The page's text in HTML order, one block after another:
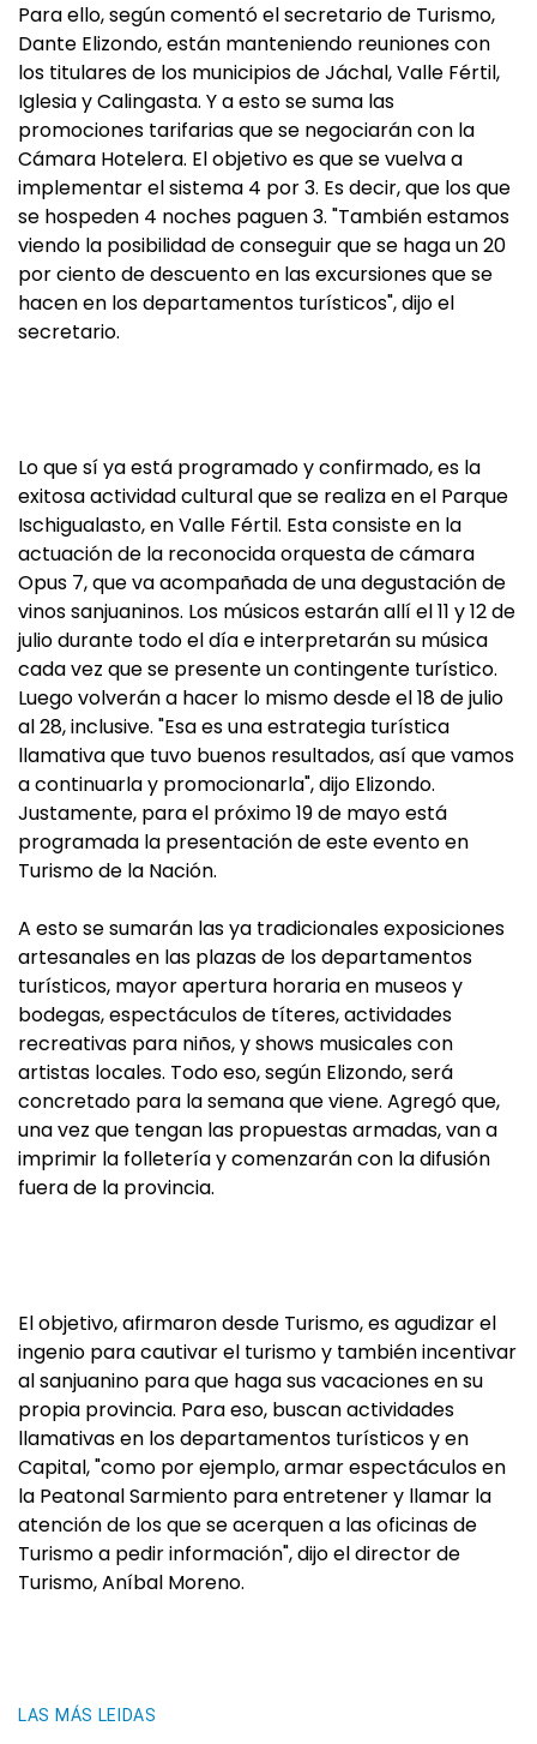
Para ello, según comentó el secretario de Turismo,
Dante Elizondo, están manteniendo reuniones con
los titulares de los municipios de Jáchal, Valle Fértil,
Iglesia y Calingasta. Y a esto se suma las
promociones tarifarias que se negociarán con la
Cámara Hotelera. El objetivo es que se vuelva a
implementar el sistema 4 por 3. Es decir, que los que
se hospeden 4 noches paguen 3. "También estamos
viendo la posibilidad de conseguir que se haga un 20
por ciento de descuento en las excursiones que se
hacen en los departamentos turísticos", dijo el
secretario.
Lo que sí ya está programado y confirmado, es la
exitosa actividad cultural que se realiza en el Parque
Ischigualasto, en Valle Fértil. Esta consiste en la
actuación de la reconocida orquesta de cámara
Opus 7, que va acompañada de una degustación de
vinos sanjuaninos. Los músicos estarán allí el 11 y 12 de
julio durante todo el día e interpretarán su música
cada vez que se presente un contingente turístico.
Luego volverán a hacer lo mismo desde el 18 de julio
al 28, inclusive. "Esa es una estrategia turística
llamativa que tuvo buenos resultados, así que vamos
a continuarla y promocionarla", dijo Elizondo.
Justamente, para el próximo 19 de mayo está
programada la presentación de este evento en
Turismo de la Nación.
A esto se sumarán las ya tradicionales exposiciones
artesanales en las plazas de los departamentos
turísticos, mayor apertura horaria en museos y
bodegas, espectáculos de títeres, actividades
recreativas para niños, y shows musicales con
artistas locales. Todo eso, según Elizondo, será
concretado para la semana que viene. Agregó que,
una vez que tengan las propuestas armadas, van a
imprimir la folletería y comenzarán con la difusión
fuera de la provincia.
El objetivo, afirmaron desde Turismo, es agudizar el
ingenio para cautivar el turismo y también incentivar
al sanjuanino para que haga sus vacaciones en su
propia provincia. Para eso, buscan actividades
llamativas en los departamentos turísticos y en
Capital, "como por ejemplo, armar espectáculos en
la Peatonal Sarmiento para entretener y llamar la
atención de los que se acerquen a las oficinas de
Turismo a pedir información", dijo el director de
Turismo, Aníbal Moreno.
LAS MÁS LEIDAS